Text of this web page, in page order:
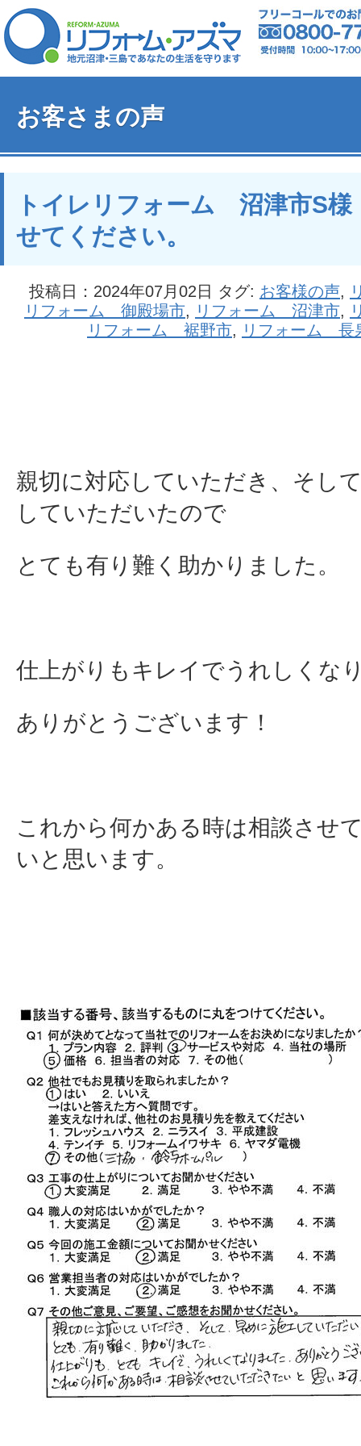
お客さまの声
トイレリフォーム 沼津市S
せてください。
投稿日：2024年07月02日 タグ: お客様の声,
リフォーム 御殿場市, リフォーム 沼津市,
リフォーム 裾野市, リフォーム 長
親切に対応していただき、そし
していただいたので
とても有り難く助かりました。
仕上がりもキレイでうれしくな
ありがとうございます！
これから何かある時は相談させ
いと思います。